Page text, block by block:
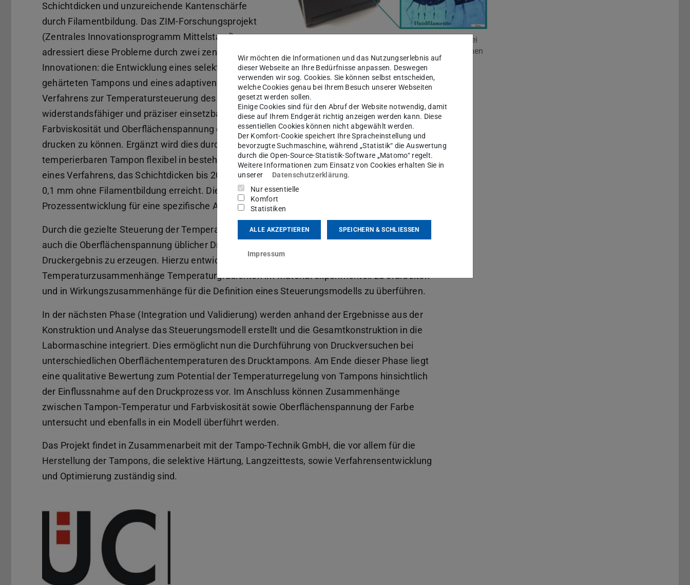
Beispiel für Filamente in einem Druckprodukt, die bei
leitfähigen Strukturen zu einem Kurzschluss zwischen
zwei Strukturen führen würden (Quelle: Bodenstein,
2020)
Schichtdicken und unzureichende Kantenschärfe
durch Filamentbildung. Das ZIM-Forschungsprojekt
(Zentrales Innovationsprogramm Mittelstand)
adressiert diese Probleme durch zwei zentrale
Innovationen: die Entwicklung eines selektiv
gehärteten Tampons und eines adaptiven
Verfahrens zur Temperatursteuerung des Tampons. Der Tampon wird durch gezielte Härtung
widerstandsfähiger und präziser einsetzbar, während die Temperaturregelung die
Farbviskosität und Oberflächenspannung optimal anpasst, um Kanten scharf und dicker
drucken zu können. Ergänzt wird dies durch ein Plug-and-Play-System, das den
temperierbaren Tampon flexibel in bestehende Maschinen integriert. Ziel ist die Realisierung
eines Verfahrens, das Schichtdicken bis 20 µm, Linienbreiten von 0,07 mm und Abstände von
0,1 mm ohne Filamentbildung erreicht. Dies wird durch Prototypen und eine
Prozessentwicklung für eine spezifische Anwendungen verifiziert.
Durch die gezielte Steuerung der Temperatur des Tampons kann sowohl die Viskosität als
auch die Oberflächenspannung üblicher Druckfarben gesteuert werden, um ein optimales
Druckergebnis zu erzeugen. Hierzu entwickelt das IDD ein Labormuster, um
Temperaturzusammenhänge Temperaturgradienten im Material experimentell zu erarbeiten
und in Wirkungszusammenhänge für die Definition eines Steuerungsmodells zu überführen.
In der nächsten Phase (Integration und Validierung) werden anhand der Ergebnisse aus der
Konstruktion und Analyse das Steuerungsmodell erstellt und die Gesamtkonstruktion in die
Labormaschine integriert. Dies ermöglicht nun die Durchführung von Druckversuchen bei
unterschiedlichen Oberflächentemperaturen des Drucktampons. Am Ende dieser Phase liegt
eine qualitative Bewertung zum Potential der Temperaturregelung von Tampons hinsichtlich
der Einflussnahme auf den Druckprozess vor. Im Anschluss können Zusammenhänge
zwischen Tampon-Temperatur und Farbviskosität sowie Oberflächenspannung der Farbe
untersucht und ebenfalls in ein Modell überführt werden.
Das Projekt findet in Zusammenarbeit mit der Tampo-Technik GmbH, die vor allem für die
Herstellung der Tampons, die selektive Härtung, Langzeittests, sowie Verfahrensentwicklung
und Optimierung zuständig sind.
Wir möchten die Informationen und das Nutzungserlebnis auf
dieser Webseite an Ihre Bedürfnisse anpassen. Deswegen
verwenden wir sog. Cookies. Sie können selbst entscheiden,
welche Cookies genau bei Ihrem Besuch unserer Webseiten
gesetzt werden sollen.
Einige Cookies sind für den Abruf der Website notwendig, damit
diese auf Ihrem Endgerät richtig anzeigen werden kann. Diese
essentiellen Cookies können nicht abgewählt werden.
Der Komfort-Cookie speichert Ihre Spracheinstellung und
bevorzugte Suchmaschine, während „Statistik“ die Auswertung
durch die Open-Source-Statistik-Software „Matomo“ regelt.
Weitere Informationen zum Einsatz von Cookies erhalten Sie in
unserer
Datenschutzerklärung.
Nur essentielle
Komfort
Statistiken
ALLE AKZEPTIEREN SPEICHERN & SCHLIESSEN
Impressum